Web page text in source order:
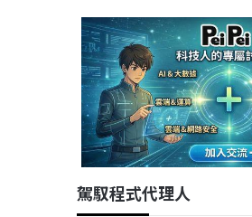
駕馭程式代理人